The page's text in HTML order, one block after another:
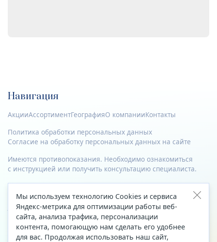
Навигация
АкцииАссортиментГеографияО компанииКонтакты
Политика обработки персональных данных
Согласие на обработку персональных данных на сайте
Имеются противопоказания. Необходимо ознакомиться
с инструкцией или получить консультацию специалиста.
© 2023—2026 Все права защищены.
Адрес
Архангельск, ул. Папанина, д. 19 (вход в здание со стороны
автоцентра «Тойота»)
Мы используем технологию Cookies и сервиса
Яндекс-метрика для оптимизации работы веб-
сайта, анализа трафика, персонализации
контента, помогающую нам сделать его удобнее
для вас. Продолжая использовать наш сайт,